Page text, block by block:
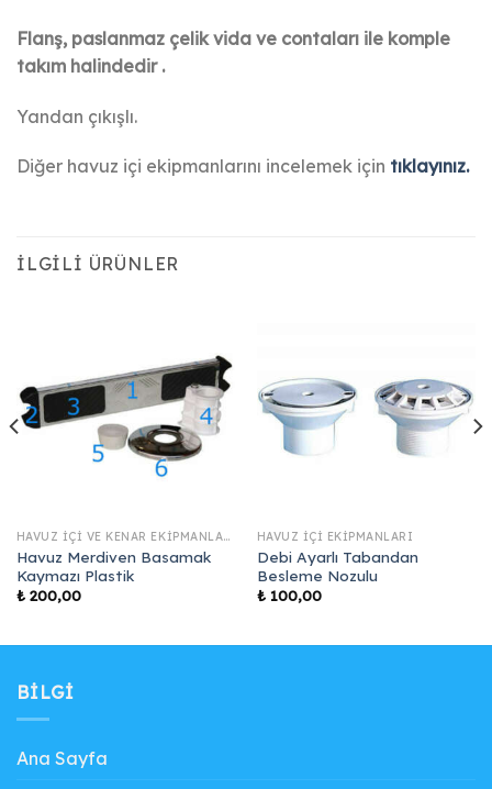
Flanş, paslanmaz çelik vida ve contaları ile komple
takım halindedir .
Yandan çıkışlı.
Diğer havuz içi ekipmanlarını incelemek için tıklayınız.
İLGILI ÜRÜNLER
HAVUZ İÇI VE KENAR EKIPMANLARI
Havuz Merdiven Basamak
Kaymazı Plastik
₺200,00
HAVUZ İÇI EKIPMANLARI
Debi Ayarlı Tabandan
Besleme Nozulu
₺100,00
BILGI
Ana Sayfa